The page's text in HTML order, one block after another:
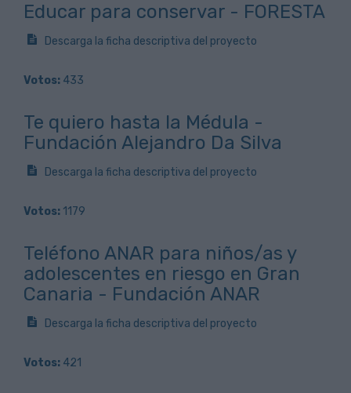
Educar para conservar - FORESTA
Descarga la ficha descriptiva del proyecto
Votos: 433
Te quiero hasta la Médula -
Fundación Alejandro Da Silva
Descarga la ficha descriptiva del proyecto
Votos: 1179
Teléfono ANAR para niños/as y
adolescentes en riesgo en Gran
Canaria - Fundación ANAR
Descarga la ficha descriptiva del proyecto
Votos: 421